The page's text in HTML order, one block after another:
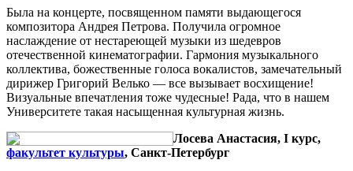
Была на концерте, посвященном памяти выдающегося
композитора Андрея Петрова. Получила огромное
наслаждение от нестареющей музыки из шедевров
отечественной кинематографии. Гармония музыкального
коллектива, божественные голоса вокалистов, замечательный
дирижер Григорий Велько — все вызывает восхищение!
Визуальные впечатления тоже чудесные! Рада, что в нашем
Университете такая насыщенная культурная жизнь.
Лосева Анастасия, I курс,
факультет культуры, Санкт-Петербург